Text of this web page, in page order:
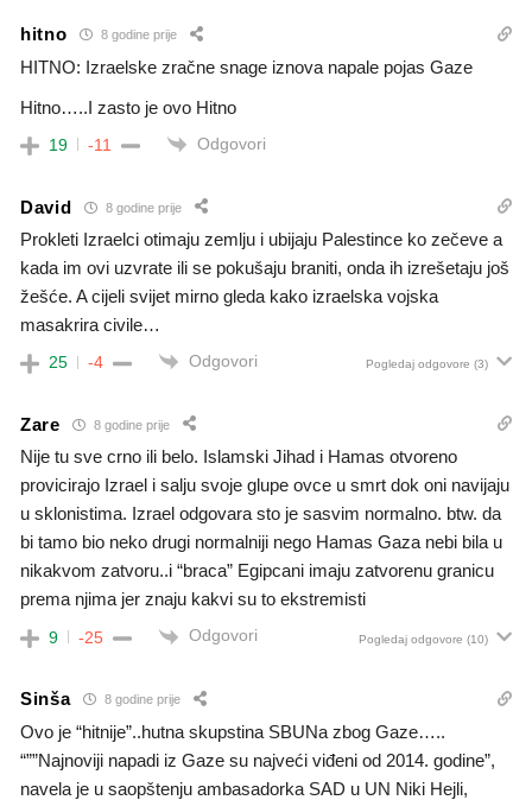
hitno 8 godine prije
HITNO: Izraelske zračne snage iznova napale pojas Gaze
Hitno…..I zasto je ovo Hitno
19 -11 Odgovori
David 8 godine prije
Prokleti Izraelci otimaju zemlju i ubijaju Palestince ko zečeve a
kada im ovi uzvrate ili se pokušaju braniti, onda ih izrešetaju još
žešće. A cijeli svijet mirno gleda kako izraelska vojska
masakrira civile…
25 -4 Odgovori Pogledaj odgovore (3)
Zare 8 godine prije
Nije tu sve crno ili belo. Islamski Jihad i Hamas otvoreno
provicirajo Izrael i salju svoje glupe ovce u smrt dok oni navijaju
u sklonistima. Izrael odgovara sto je sasvim normalno. btw. da
bi tamo bio neko drugi normalniji nego Hamas Gaza nebi bila u
nikakvom zatvoru..i “braca” Egipcani imaju zatvorenu granicu
prema njima jer znaju kakvi su to ekstremisti
9 -25 Odgovori Pogledaj odgovore (10)
Sinša 8 godine prije
Ovo je “hitnije”..hutna skupstina SBUNa zbog Gaze…..
“””Najnoviji napadi iz Gaze su najveći viđeni od 2014. godine”,
navela je u saopštenju ambasadorka SAD u UN Niki Hejli,